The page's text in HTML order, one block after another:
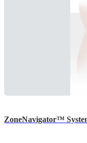
ZoneNavigator™